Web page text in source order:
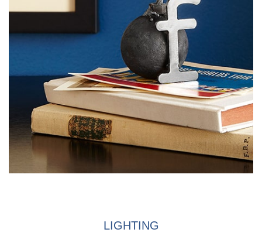
LIGHTING